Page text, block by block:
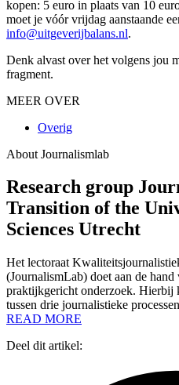
kopen: 5 euro in plaats van 10
moet je vóór vrijdag aanstaande
info@uitgeverijbalans.nl.
Denk alvast over het volgens jou
fragment.
MEER OVER
Overig
About Journalismlab
Research group
Transition of the
Sciences Utrecht
Het lectoraat
(JournalismLab) doet aan de hand
praktijkgericht onderzoek. Hierbij
tussen drie journalistieke
READ MORE
Deel dit artikel: